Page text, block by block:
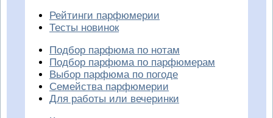
Рейтинги парфюмерии
Тесты новинок
Подбор парфюма по нотам
Подбор парфюма по парфюмерам
Выбор парфюма по погоде
Семейства парфюмерии
Для работы или вечеринки